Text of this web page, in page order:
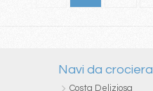
Navi da crociera
Costa Deliziosa